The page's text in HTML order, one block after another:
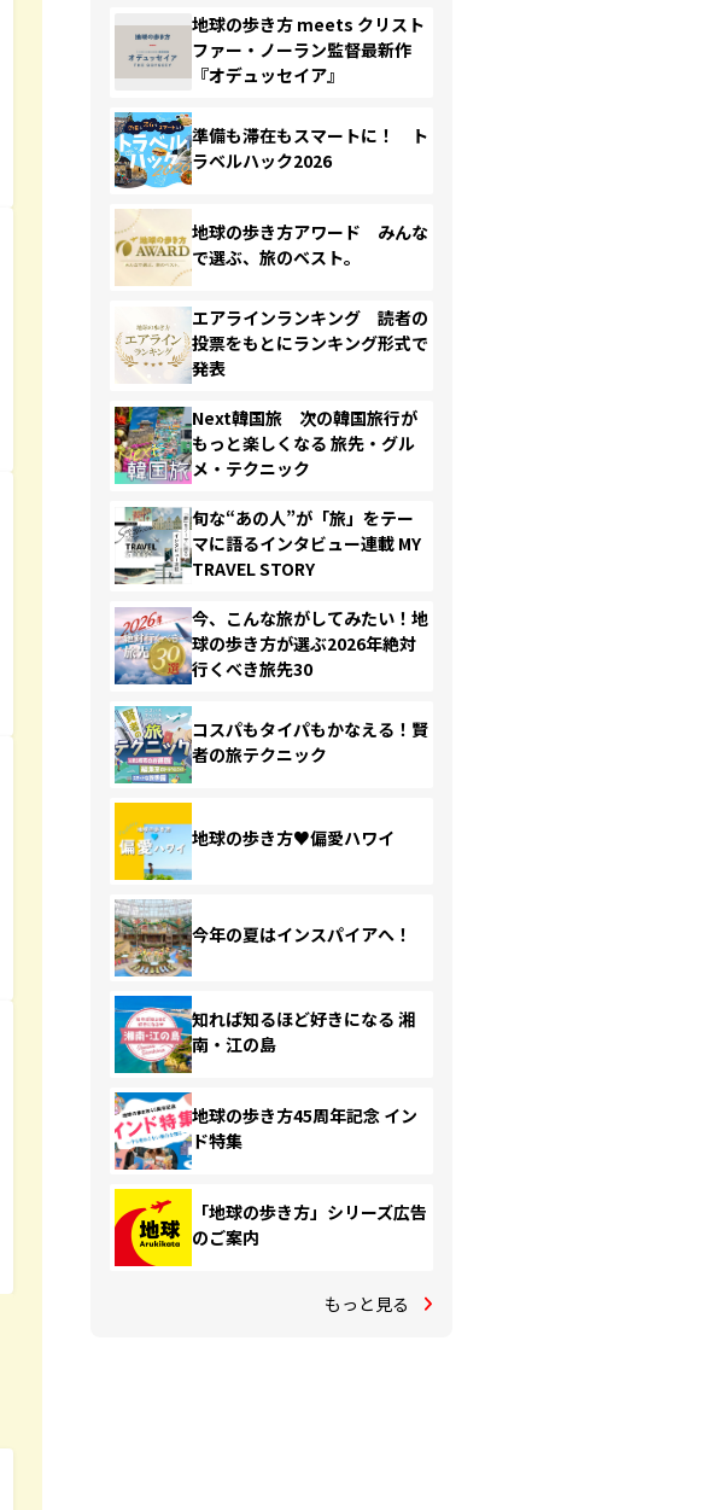
地球の歩き方 meets クリスト
ファー・ノーラン監督最新作
『オデュッセイア』
準備も滞在もスマートに！ ト
ラベルハック2026
地球の歩き方アワード みんな
で選ぶ、旅のベスト。
エアラインランキング 読者の
投票をもとにランキング形式で
発表
Next韓国旅 次の韓国旅行が
もっと楽しくなる 旅先・グル
メ・テクニック
旬な“あの人”が「旅」をテー
マに語るインタビュー連載 MY
TRAVEL STORY
今、こんな旅がしてみたい！地
球の歩き方が選ぶ2026年絶対
行くべき旅先30
コスパもタイパもかなえる！賢
者の旅テクニック
地球の歩き方♥偏愛ハワイ
今年の夏はインスパイアへ！
知れば知るほど好きになる 湘
南・江の島
地球の歩き方45周年記念 イン
ド特集
「地球の歩き方」シリーズ広告
のご案内
もっと見る